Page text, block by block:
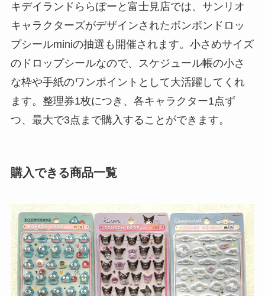
キデイランドららぽーと富士見店では、サンリオ
キャラクターズがデザインされたボンボンドロッ
プシールminiの抽選も開催されます。小さめサイズ
のドロップシールなので、スケジュール帳の小さ
な枠や手紙のワンポイントとして大活躍してくれ
ます。整理券1枚につき、各キャラクター1点ず
つ、最大で3点まで購入することができます。
購入できる商品一覧